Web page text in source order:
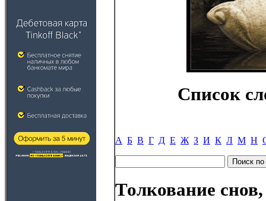
Список
А Б В Г Д Е Ж З И К Л М Н
Толкование